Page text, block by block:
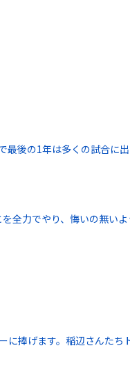
後の1年は多くの試合に
全力でやり、悔いの無いよ
捧げます。稲辺さんた